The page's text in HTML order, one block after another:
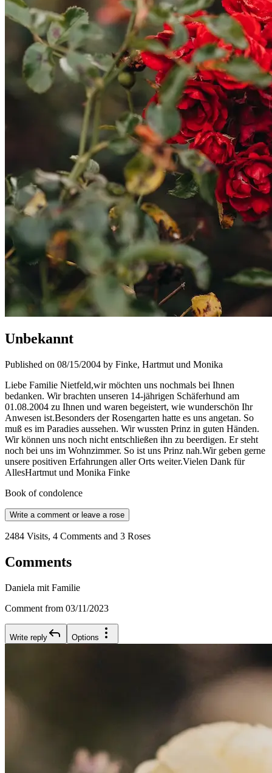
Unbekannt
Published on 08/15/2004 by Finke, Hartmut und Monika
Liebe Familie Nietfeld,wir möchten uns nochmals bei Ihnen
bedanken. Wir brachten unseren 14-jährigen Schäferhund am
01.08.2004 zu Ihnen und waren begeistert, wie wunderschön Ihr
Anwesen ist.Besonders der Rosengarten hatte es uns angetan. So
muß es im Paradies aussehen. Wir wussten Prinz in guten Händen.
Wir können uns noch nicht entschließen ihn zu beerdigen. Er steht
noch bei uns im Wohnzimmer. So ist uns Prinz nah.Wir geben gerne
unsere positiven Erfahrungen aller Orts weiter.Vielen Dank für
AllesHartmut und Monika Finke
Book of condolence
Write a comment or leave a rose
2484 Visits, 4 Comments and 3 Roses
Comments
Daniela mit Familie
Comment from 03/11/2023
Write reply Options